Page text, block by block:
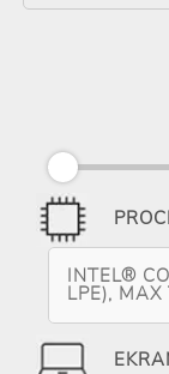
INTEL®
LPE),